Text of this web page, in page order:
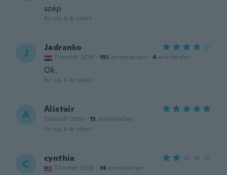
szép
for ca. 6 år siden
J Jadranko
Tilmeldt 2019 · 151 anmeldelser · 4 overførsler
Ok.
for ca. 6 år siden
A Alistair
Tilmeldt 2019 · 15 anmeldelser
for ca. 6 år siden
C cynthia
Tilmeldt 2018 · 14 anmeldelser